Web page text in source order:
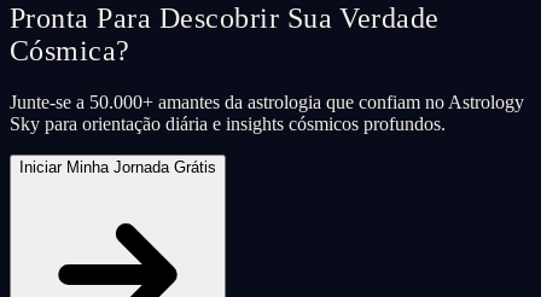
Pronta Para Descobrir Sua Verdade
Cósmica?
Junte-se a 50.000+ amantes da astrologia que confiam no Astrology
Sky para orientação diária e insights cósmicos profundos.
Iniciar Minha Jornada Grátis